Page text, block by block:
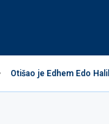
Otišao je Edhem Edo